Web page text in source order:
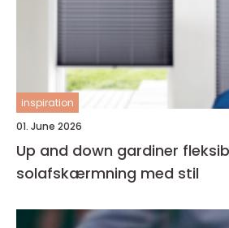
inspiration
01. June 2026
Up and down gardiner fleksibel
solafskærmning med stil